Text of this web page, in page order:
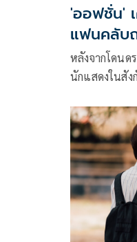
'ออฟชั่น' เคลีย
แฟนคลับ
หลังจากโดนด
นักแสดงในสั
หรือค่ายดูมันดิ
ละเอียด งานนี้เจ้าตัวน้อมรับทุกคำติชมและขอโอกาส
แก้ไขปรับปรุ
ในอนาคต